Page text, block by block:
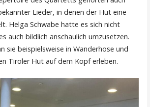
Lieder, in denen der Hut eine
Helga Schwabe hatte es sich nicht
auch bildlich anschaulich umzusetzen.
sie beispielsweise in Wanderhose und
Tiroler Hut auf dem Kopf erleben.